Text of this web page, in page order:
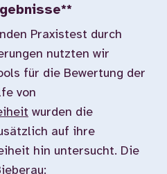
Praxistest durch
nutzten wir
für die Bewertung der
von
wurden die
auf ihre
hin untersucht. Die